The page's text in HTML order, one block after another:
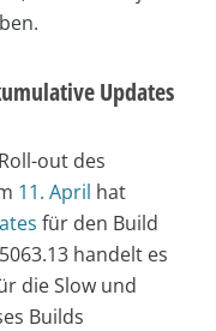
Updates
out des
11. April hat
für den Build
handelt es
die Slow und
Builds